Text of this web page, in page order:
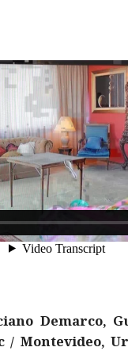
Demarco,
/ Montevideo,